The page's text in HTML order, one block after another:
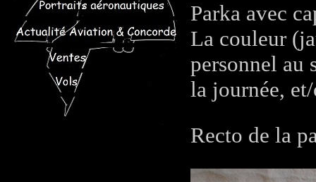
Parka avec
La couleur
personnel au
la journée,
Recto de la